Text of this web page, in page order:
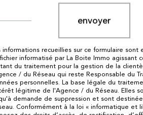
envoyer
informations recueillies sur ce formulaire sont
informatisé par La Boite Immo agissant
du traitement pour la gestion de la
/ du Réseau qui reste Responsable du
personnelles. La base légale du
légitime de l'Agence / du Réseau. Elles
demande de suppression et sont
Conformément à la loi « informatique et